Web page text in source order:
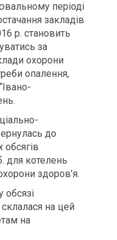
періоді
закладів
р. становить
за
охорони
опалення,
до
для котелень
здоров’я.
на цей
на